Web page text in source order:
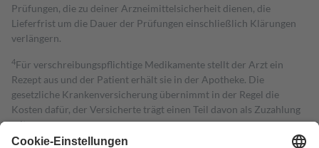
Prüfungen, die zu deiner Arzneimittelsicherheit dienen, die
Lieferfrist um die Dauer der Prüfungen einschließlich Klärungen
verlängern.
4Für verschreibungspflichtige Medikamente stellt der Arzt ein
Rezept aus und der Patient erhält sie in der Apotheke. Die
gesetzliche Krankenversicherung übernimmt in der Regel die
Kosten dafür, der Versicherte trägt einen Teil davon als Zuzahlung
mit.
Grundsätzlich leisten Mitglieder Zuzahlungen in Höhe von zehn